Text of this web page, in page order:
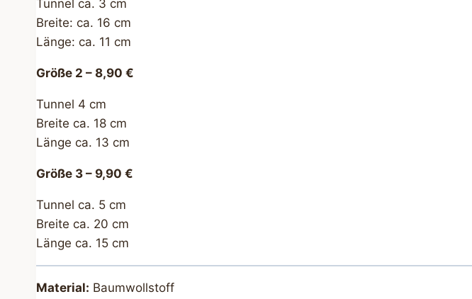
Tunnel ca. 3 cm
Breite: ca. 16 cm
Länge: ca. 11 cm
Größe 2 – 8,90 €
Tunnel 4 cm
Breite ca. 18 cm
Länge ca. 13 cm
Größe 3 – 9,90 €
Tunnel ca. 5 cm
Breite ca. 20 cm
Länge ca. 15 cm
Material: Baumwollstoff